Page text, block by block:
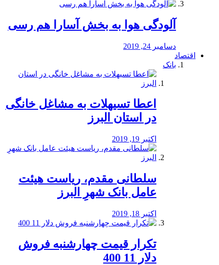
آلودگی هوا به بخش آسارا هم رسی
دسامبر 24, 2019
اقتصاد
بانک
️اعطا تسیهلات به مشاغل خانگی
در استان البرز
اکتبر 19, 2019
سلطانی مقدم، ریاست هیئت
عامل بانک شهرِ البرز
اکتبر 18, 2019
تکرار قیمت چهارشنبه فروش
دلار 11 400